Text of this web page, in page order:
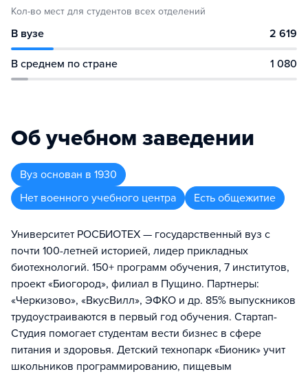
Кол-во мест для студентов всех отделений
В вузе 2 619
В среднем по стране 1 080
Об учебном заведении
Вуз основан в 1930
Нет военного учебного центра
Есть общежитие
Университет РОСБИОТЕХ — государственный вуз с
почти 100-летней историей, лидер прикладных
биотехнологий. 150+ программ обучения, 7 институтов,
проект «Биогород», филиал в Пущино. Партнеры:
«Черкизово», «ВкусВилл», ЭФКО и др. 85% выпускников
трудоустраиваются в первый год обучения. Стартап-
Студия помогает студентам вести бизнес в сфере
питания и здоровья. Детский технопарк «Бионик» учит
школьников программированию, пищевым